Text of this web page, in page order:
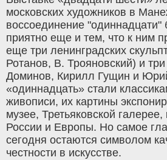
московских художников в
воссоединение
приятно еще и тем, что к ним
еще три ленинградских
Ротанов, В. Трояновский) и
Доминов, Кирилл Гущин и
«одиннадцать» стали
живописи, их картины
музее, Третьяковской
России и Европы. Но самое
сегодня остаются символом
честности в искусстве.